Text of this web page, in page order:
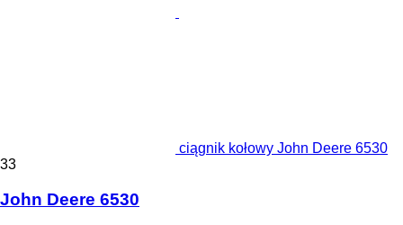
ciągnik kołowy John Deere 6530
33
John Deere 6530